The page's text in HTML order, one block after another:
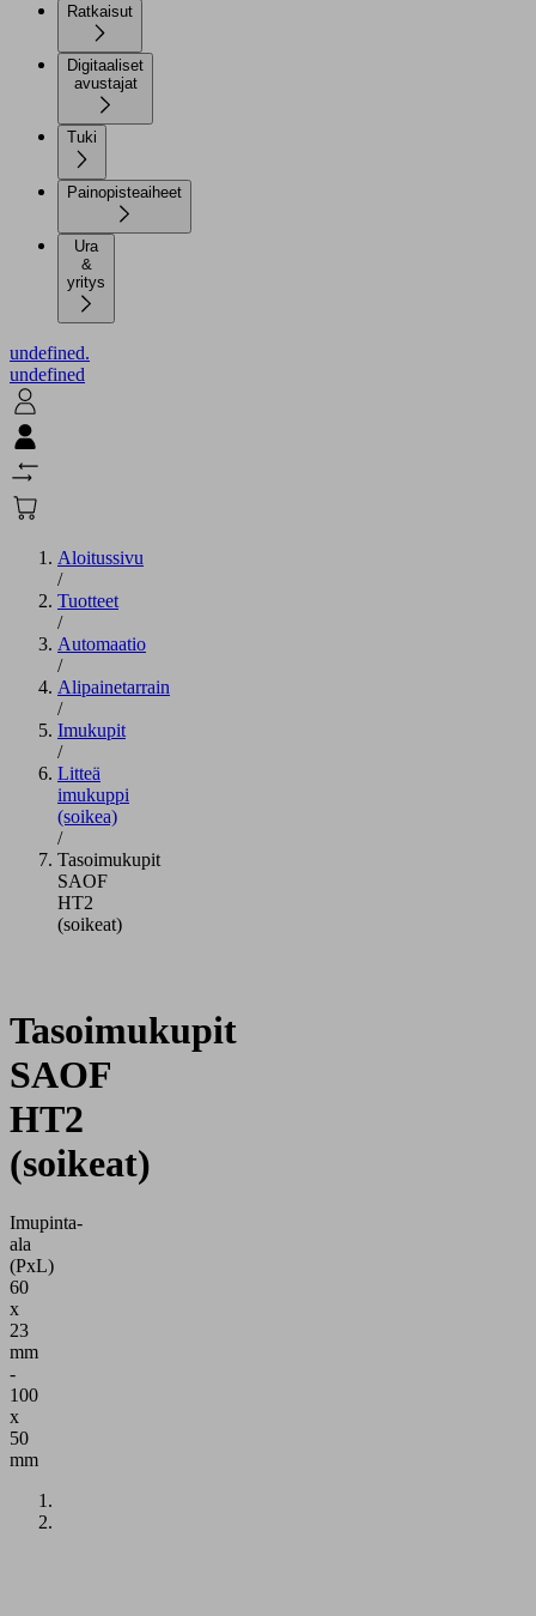
Ratkaisut
Digitaaliset
avustajat
Tuki
Painopisteaiheet
Ura
&
yritys
undefined.
undefined
Aloitussivu
/
Tuotteet
/
Automaatio
/
Alipainetarrain
/
Imukupit
/
Litteä
imukuppi
(soikea)
/
Tasoimukupit
SAOF
HT2
(soikeat)
Tasoimukupit
SAOF
HT2
(soikeat)
Imupinta-
ala
(PxL)
60
x
23
mm
-
100
x
50
mm